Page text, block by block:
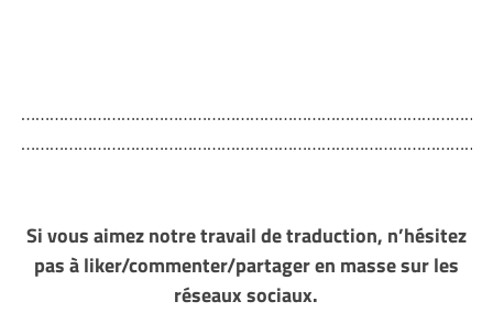
Si vous aimez notre travail de traduction, n’hésitez
pas à liker/commenter/partager en masse sur les
réseaux sociaux.